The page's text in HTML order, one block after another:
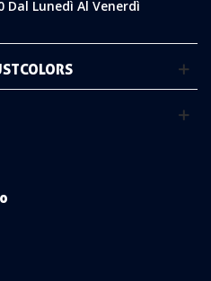
Dal Lunedì Al Venerdì